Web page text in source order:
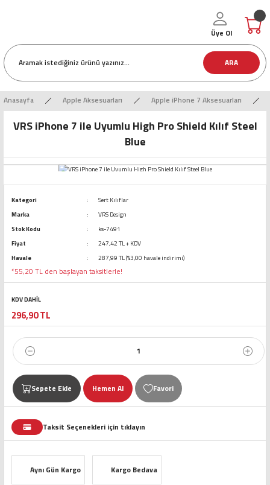
ARA
Üye Ol
Anasayfa Apple Aksesuarları Apple iPhone 7 Aksesuarları
VRS iPhone 7 ile Uyumlu High Pro Shield Kılıf Steel
Blue
Kategori
Sert Kılıflar
Marka
VRS Design
Stok Kodu
ks-7491
Fiyat
247,42 TL + KDV
Havale
287,99 TL (%3,00 havale indirimi)
*55,20 TL den başlayan taksitlerle!
KDV DAHİL
296,90 TL
Sepete Ekle Hemen Al
Taksit Seçenekleri için tıklayın
Aynı Gün Kargo Kargo Bedava